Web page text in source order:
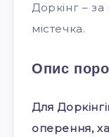
Доркінг –
містечка.
Опис
Для
оперення,